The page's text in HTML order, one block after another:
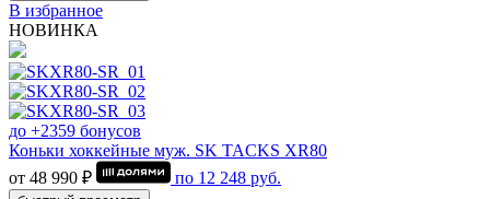
В избранное
НОВИНКА
до +2359 бонусов
Коньки хоккейные муж. SK TACKS XR80
от 48 990 ₽
по 12 248 руб.